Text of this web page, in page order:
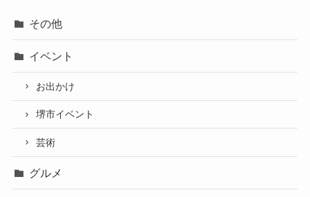
その他
イベント
お出かけ
堺市イベント
芸術
グルメ